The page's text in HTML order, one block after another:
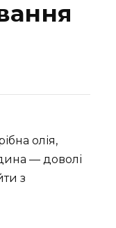
олія,
— доволі
з